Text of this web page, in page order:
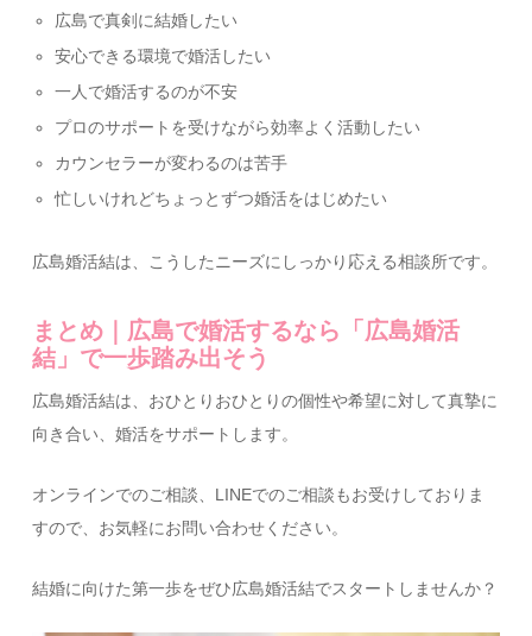
広島で真剣に結婚したい
安心できる環境で婚活したい
一人で婚活するのが不安
プロのサポートを受けながら効率よく活動したい
カウンセラーが変わるのは苦手
忙しいけれどちょっとずつ婚活をはじめたい
広島婚活結は、こうしたニーズにしっかり応える相談所です。
まとめ｜広島で婚活するなら「広島婚活
結」で一歩踏み出そう
広島婚活結は、おひとりおひとりの個性や希望に対して真摯に
向き合い、婚活をサポートします。
オンラインでのご相談、LINEでのご相談もお受けしておりま
すので、お気軽にお問い合わせください。
結婚に向けた第一歩をぜひ広島婚活結でスタートしませんか？